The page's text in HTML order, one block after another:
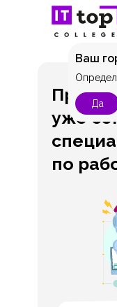
Ваш
Да
уже
по